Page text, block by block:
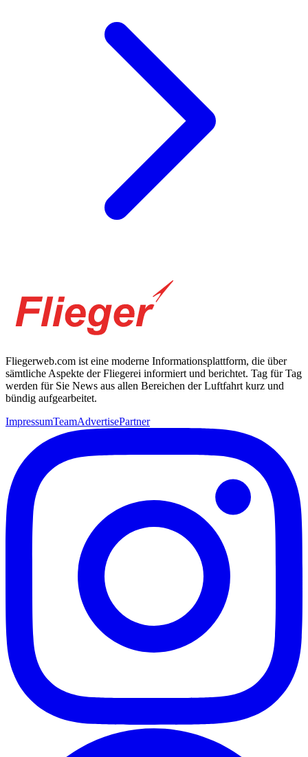
Fliegerweb.com ist eine moderne Informationsplattform, die über
sämtliche Aspekte der Fliegerei informiert und berichtet. Tag für Tag
werden für Sie News aus allen Bereichen der Luftfahrt kurz und
bündig aufgearbeitet.
ImpressumTeamAdvertisePartner